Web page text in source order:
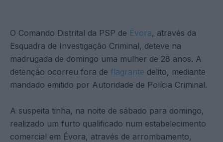
O Comando Distrital da PSP de Évora, através da
Esquadra de Investigação Criminal, deteve na
madrugada de domingo uma mulher de 28 anos. A
detenção ocorreu fora de flagrante delito, mediante
mandado emitido por Autoridade de Polícia Criminal.
A suspeita tinha, na noite de sábado para domingo,
realizado um furto qualificado num estabelecimento
comercial em Évora, através de arrombamento,